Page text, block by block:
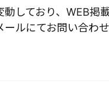
しており、WEB掲
ルにてお問い合わせ